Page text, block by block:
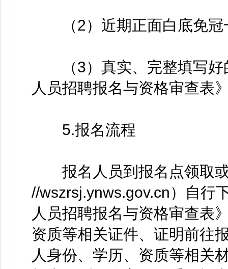
（2）近期正面白底免冠
（3）真实、完整填写好
人员招聘报名与资格审查表
5.报名流程
报名人员到报名点领取或
//wszrsj.ynws.gov.cn）自行
人员招聘报名与资格审查表
资质等相关证件、证明前往
人身份、学历、资质等相关